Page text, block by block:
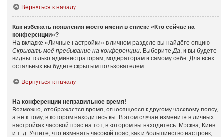
Вернуться к началу
Как избежать появления моего имени в списке «Кто сейчас на
конференции»?
На вкладке «Личные настройки» в личном разделе вы найдёте опцию
Скрывать моё пребывание на конференции. ВыберитеДа, и вы будете
видны только администраторам, модераторам и самому себе. Для всех
остальных вы будете скрытым пользователем.
Вернуться к началу
На конференции неправильное время!
Возможно, отображается время, относящееся к другому часовому поясу,
а не к тому, в котором находитесь вы. В этом случае измените в личных
настройках часовой пояс на тот, в котором вы находитесь: Москва, Киев
и т. д. Учтите, что изменять часовой пояс, как и большинство настроек,